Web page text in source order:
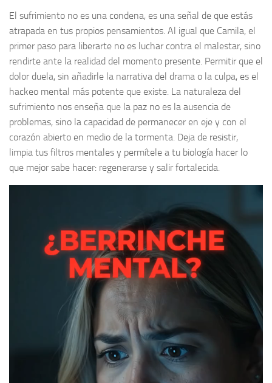
El sufrimiento no es una condena, es una señal de que estás
atrapada en tus propios pensamientos. Al igual que Camila, el
primer paso para liberarte no es luchar contra el malestar, sino
rendirte ante la realidad del momento presente. Permitir que el
dolor duela, sin añadirle la narrativa del drama o la culpa, es el
hackeo mental más potente que existe. La naturaleza del
sufrimiento nos enseña que la paz no es la ausencia de
problemas, sino la capacidad de permanecer en eje y con el
corazón abierto en medio de la tormenta. Deja de resistir,
limpia tus filtros mentales y permítele a tu biología hacer lo
que mejor sabe hacer: regenerarse y salir fortalecida.